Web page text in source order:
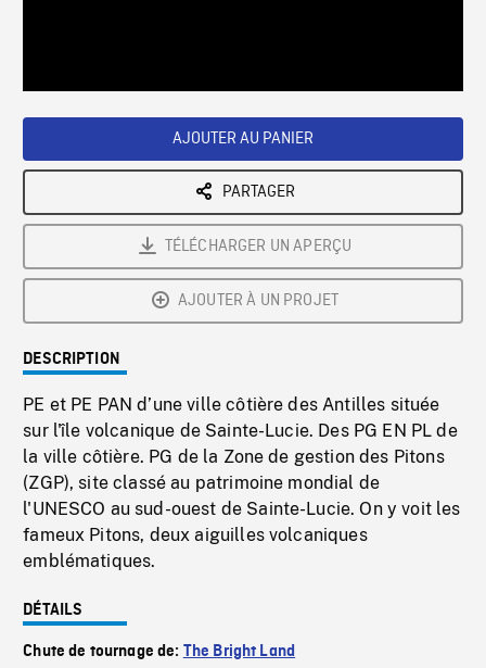
AJOUTER AU PANIER
PARTAGER
TÉLÉCHARGER UN APERÇU
AJOUTER À UN PROJET
DESCRIPTION
PE et PE PAN d’une ville côtière des Antilles située
sur l'île volcanique de Sainte-Lucie. Des PG EN PL de
la ville côtière. PG de la Zone de gestion des Pitons
(ZGP), site classé au patrimoine mondial de
l'UNESCO au sud-ouest de Sainte-Lucie. On y voit les
fameux Pitons, deux aiguilles volcaniques
emblématiques.
DÉTAILS
Chute de tournage de: The Bright Land